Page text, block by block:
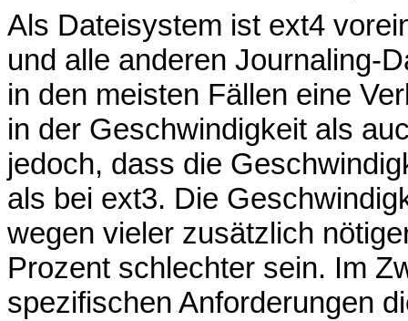
Als Dateisystem ist ext4
und alle anderen Journaling-
in den meisten Fällen eine
in der Geschwindigkeit als
jedoch, dass die
als bei ext3. Die
wegen vieler zusätzlich
Prozent schlechter sein. Im
spezifischen Anforderungen